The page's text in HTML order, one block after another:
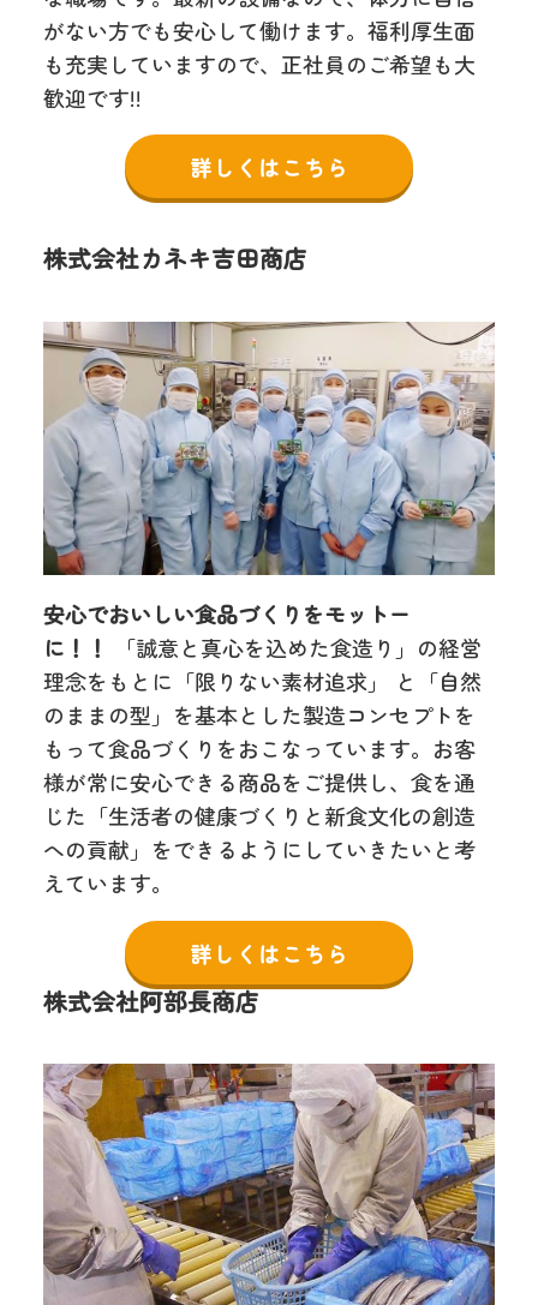
がない方でも安心して働けます。福利厚生面
も充実していますので、正社員のご希望も大
歓迎です!!
詳しくはこちら
株式会社カネキ吉田商店
安心でおいしい食品づくりをモットー
に！！
「誠意と真心を込めた食造り」の経営
理念をもとに「限りない素材追求」 と「自然
のままの型」を基本とした製造コンセプトを
もって食品づくりをおこなっています。お客
様が常に安心できる商品をご提供し、食を通
じた「生活者の健康づくりと新食文化の創造
への貢献」をできるようにしていきたいと考
えています。
詳しくはこちら
株式会社阿部長商店